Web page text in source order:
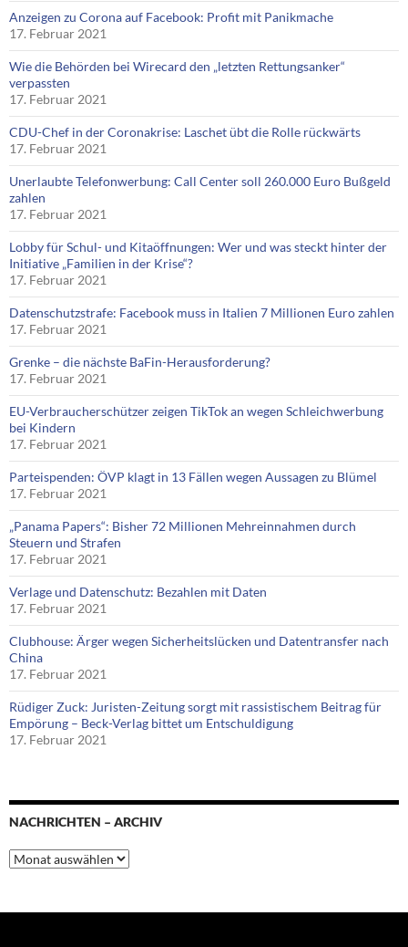
Anzeigen zu Corona auf Facebook: Profit mit Panikmache
17. Februar 2021
Wie die Behörden bei Wirecard den „letzten Rettungsanker“
verpassten
17. Februar 2021
CDU-Chef in der Coronakrise: Laschet übt die Rolle rückwärts
17. Februar 2021
Unerlaubte Telefonwerbung: Call Center soll 260.000 Euro Bußgeld
zahlen
17. Februar 2021
Lobby für Schul- und Kitaöffnungen: Wer und was steckt hinter der
Initiative „Familien in der Krise“?
17. Februar 2021
Datenschutzstrafe: Facebook muss in Italien 7 Millionen Euro zahlen
17. Februar 2021
Grenke – die nächste BaFin-Herausforderung?
17. Februar 2021
EU-Verbraucherschützer zeigen TikTok an wegen Schleichwerbung
bei Kindern
17. Februar 2021
Parteispenden: ÖVP klagt in 13 Fällen wegen Aussagen zu Blümel
17. Februar 2021
„Panama Papers“: Bisher 72 Millionen Mehreinnahmen durch
Steuern und Strafen
17. Februar 2021
Verlage und Datenschutz: Bezahlen mit Daten
17. Februar 2021
Clubhouse: Ärger wegen Sicherheitslücken und Datentransfer nach
China
17. Februar 2021
Rüdiger Zuck: Juristen-Zeitung sorgt mit rassistischem Beitrag für
Empörung – Beck-Verlag bittet um Entschuldigung
17. Februar 2021
NACHRICHTEN – ARCHIV
Nachrichten
–